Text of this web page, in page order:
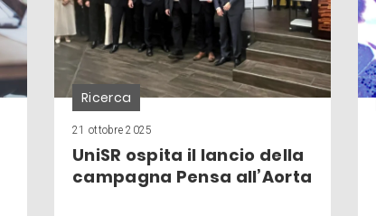
Ricerca
21 ottobre 2025
UniSR ospita il lancio della
campagna Pensa all’Aorta